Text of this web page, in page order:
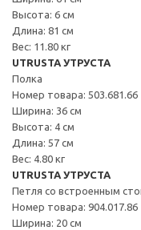
Высота: 6 см
Длина: 81 см
Вес: 11.80 кг
UTRUSTA УТРУСТА
Полка
Номер товара: 503.681.66
Ширина: 36 см
Высота: 4 см
Длина: 57 см
Вес: 4.80 кг
UTRUSTA УТРУСТА
Петля со встроенным
Номер товара: 904.017.86
Ширина: 20 см